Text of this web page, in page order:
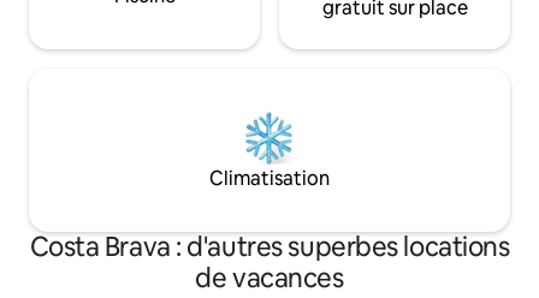
gratuit sur place
Climatisation
Costa Brava : d'autres superbes locations
de vacances